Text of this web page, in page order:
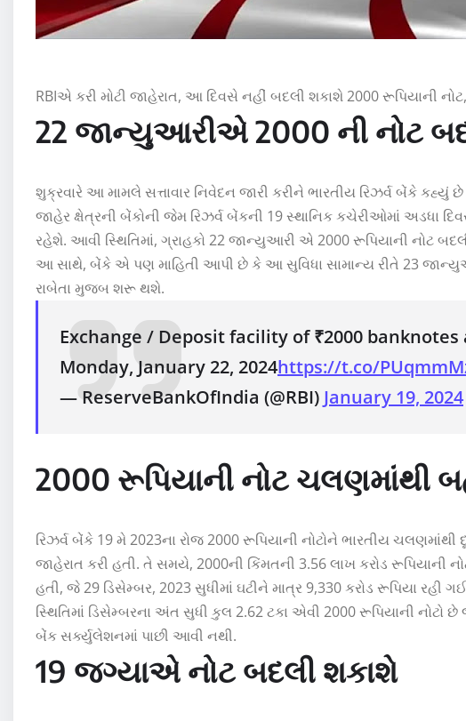
RBIએ કરી મોટી જાહેરાત, આ દિવસે નહીં બદલી શકાશે 2000 રૂપિયાની
22 જાન્યુઆરીએ 2000 ની નોટ
શુક્રવારે આ મામલે સત્તાવાર નિવેદન જારી કરીને ભારતીય રિઝર્વ બેંકે કહ્યું
જાહેર ક્ષેત્રની બેંકોની જેમ રિઝર્વ બેંકની 19 સ્થાનિક કચેરીઓમાં અડધા
રહેશે. આવી સ્થિતિમાં, ગ્રાહકો 22 જાન્યુઆરી એ 2000 રૂપિયાની નોટ
આ સાથે, બેંકે એ પણ માહિતી આપી છે કે આ સુવિધા સામાન્ય રીતે 23
રાબેતા મુજબ શરૂ થશે.
Exchange / Deposit facility of ₹2000
Monday, January 22, 2024https://t.co/
— ReserveBankOfIndia (@RBI) January 19, 2024
2000 રૂપિયાની નોટ ચલણમાંથી
રિઝર્વ બેંકે 19 મે 2023ના રોજ 2000 રૂપિયાની નોટોને ભારતીય ચલણમાંથી
જાહેરાત કરી હતી. તે સમયે, 2000ની કિંમતની 3.56 લાખ કરોડ રૂપિયાની
હતી, જે 29 ડિસેમ્બર, 2023 સુધીમાં ઘટીને માત્ર 9,330 કરોડ રૂપિયા રહી
સ્થિતિમાં ડિસેમ્બરના અંત સુધી કુલ 2.62 ટકા એવી 2000 રૂપિયાની નોટો
બેંક સર્ક્યુલેશનમાં પાછી આવી નથી.
19 જગ્યાએ નોટ બદલી શકાશે